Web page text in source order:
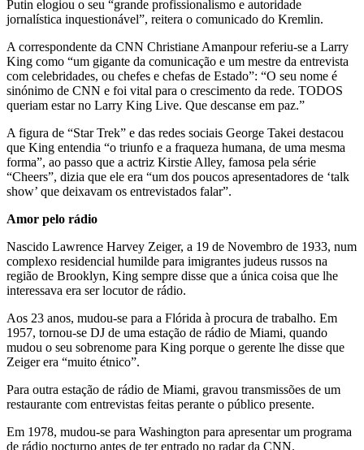
Putin elogiou o seu “grande profissionalismo e autoridade
jornalística inquestionável”, reitera o comunicado do Kremlin.
A correspondente da CNN Christiane Amanpour referiu-se a Larry
King como “um gigante da comunicação e um mestre da entrevista
com celebridades, ou chefes e chefas de Estado”: “O seu nome é
sinónimo de CNN e foi vital para o crescimento da rede. TODOS
queriam estar no Larry King Live. Que descanse em paz.”
A figura de “Star Trek” e das redes sociais George Takei destacou
que King entendia “o triunfo e a fraqueza humana, de uma mesma
forma”, ao passo que a actriz Kirstie Alley, famosa pela série
“Cheers”, dizia que ele era “um dos poucos apresentadores de ‘talk
show’ que deixavam os entrevistados falar”.
Amor pelo rádio
Nascido Lawrence Harvey Zeiger, a 19 de Novembro de 1933, num
complexo residencial humilde para imigrantes judeus russos na
região de Brooklyn, King sempre disse que a única coisa que lhe
interessava era ser locutor de rádio.
Aos 23 anos, mudou-se para a Flórida à procura de trabalho. Em
1957, tornou-se DJ de uma estação de rádio de Miami, quando
mudou o seu sobrenome para King porque o gerente lhe disse que
Zeiger era “muito étnico”.
Para outra estação de rádio de Miami, gravou transmissões de um
restaurante com entrevistas feitas perante o público presente.
Em 1978, mudou-se para Washington para apresentar um programa
de rádio nocturno antes de ter entrado no radar da CNN.